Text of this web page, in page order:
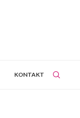
KONTAKT